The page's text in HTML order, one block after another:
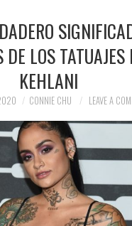
DE LOS TATUAJES
KEHLANI
CONNIE CHU LEAVE A